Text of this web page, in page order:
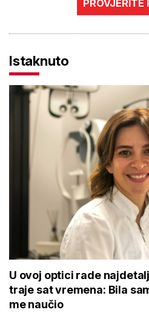
PROVJERITE
Istaknuto
U ovoj optici rade
traje sat vremena: Bila
me naučio